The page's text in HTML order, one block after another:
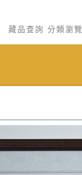
藏品查詢 分類瀏覽